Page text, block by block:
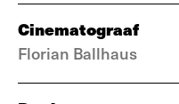
Cinematograaf
Florian Ballhaus